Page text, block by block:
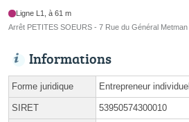
Ligne L1, à 61 m
Arrêt PETITES SOEURS - 7 Rue du Général Metman
Informations
Forme juridique Entrepreneur individuel
SIRET 53950574300010